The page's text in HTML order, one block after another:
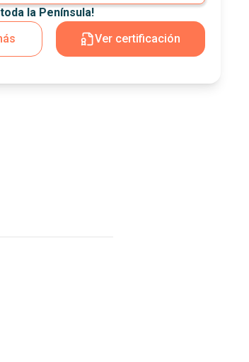
la Península!
Ver certificación